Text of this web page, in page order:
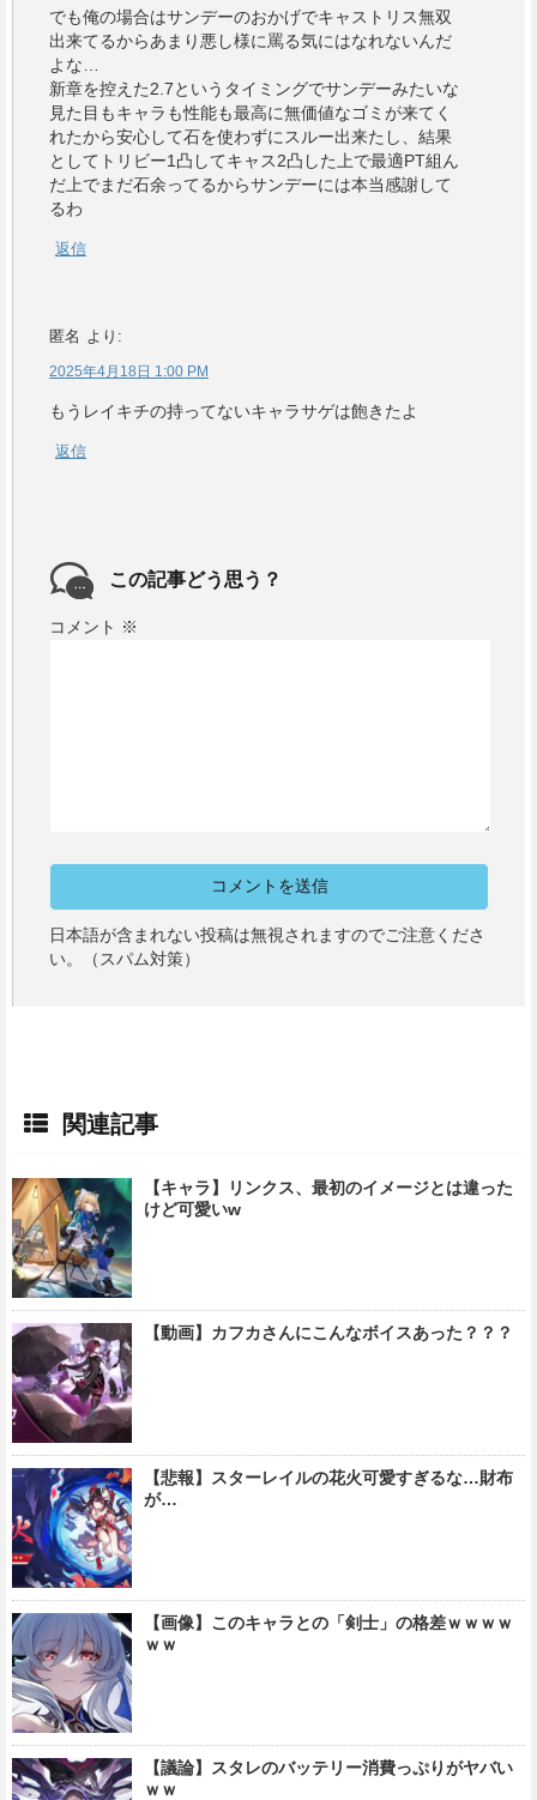
でも俺の場合はサンデーのおかげでキャストリス無双
出来てるからあまり悪し様に罵る気にはなれないんだ
よな…
新章を控えた2.7というタイミングでサンデーみたいな
見た目もキャラも性能も最高に無価値なゴミが来てく
れたから安心して石を使わずにスルー出来たし、結果
としてトリビー1凸してキャス2凸した上で最適PT組ん
だ上でまだ石余ってるからサンデーには本当感謝して
るわ
返信
匿名 より:
2025年4月18日 1:00 PM
もうレイキチの持ってないキャラサゲは飽きたよ
返信
この記事どう思う？
コメント ※
日本語が含まれない投稿は無視されますのでご注意くださ
い。（スパム対策）
関連記事
【キャラ】リンクス、最初のイメージとは違った
けど可愛いw
【動画】カフカさんにこんなボイスあった？？？
【悲報】スターレイルの花火可愛すぎるな…財布
が…
【画像】このキャラとの「剣士」の格差ｗｗｗｗ
ｗｗ
【議論】スタレのバッテリー消費っぷりがヤバい
ｗｗ